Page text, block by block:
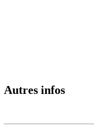
Autres infos